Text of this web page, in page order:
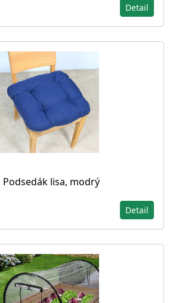
Detail
Podsedák lisa, modrý
Detail